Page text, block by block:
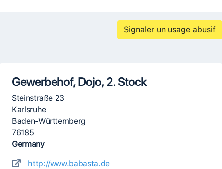
Signaler un usage abusif
Gewerbehof, Dojo, 2. Stock
Steinstraße 23
Karlsruhe
Baden-Württemberg
76185
Germany
http://www.babasta.de